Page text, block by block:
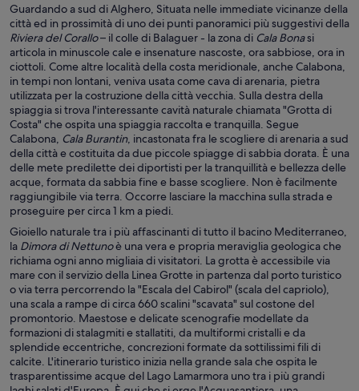
Guardando a sud di Alghero, Situata nelle immediate vicinanze della
città ed in prossimità di uno dei punti panoramici più suggestivi della
Riviera del Corallo– il colle di Balaguer - la zona di Cala Bonasi
articola in minuscole cale e insenature nascoste, ora sabbiose, ora in
ciottoli. Come altre località della costa meridionale, anche Calabona,
in tempi non lontani, veniva usata come cava di arenaria, pietra
utilizzata per la costruzione della città vecchia. Sulla destra della
spiaggia si trova l'interessante cavità naturale chiamata "Grotta di
Costa" che ospita una spiaggia raccolta e tranquilla. Segue
Calabona, Cala Burantin, incastonata fra le scogliere di arenaria a sud
della città e costituita da due piccole spiagge di sabbia dorata. È una
delle mete predilette dei diportisti per la tranquillità e bellezza delle
acque, formata da sabbia fine e basse scogliere. Non è facilmente
raggiungibile via terra. Occorre lasciare la macchina sulla strada e
proseguire per circa 1 km a piedi.
Gioiello naturale tra i più affascinanti di tutto il bacino Mediterraneo,
la Dimora di Nettunoè una vera e propria meraviglia geologica che
richiama ogni anno migliaia di visitatori. La grotta è accessibile via
mare con il servizio della Linea Grotte in partenza dal porto turistico
o via terra percorrendo la "Escala del Cabirol" (scala del capriolo),
una scala a rampe di circa 660 scalini "scavata" sul costone del
promontorio. Maestose e delicate scenografie modellate da
formazioni di stalagmiti e stallatiti, da multiformi cristalli e da
splendide eccentriche, concrezioni formate da sottilissimi fili di
calcite. L'itinerario turistico inizia nella grande sala che ospita le
trasparentissime acque del Lago Lamarmora uno tra i più grandi